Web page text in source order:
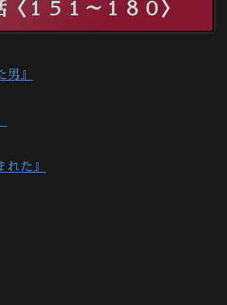
１５１～１８０〉
男』
れた』